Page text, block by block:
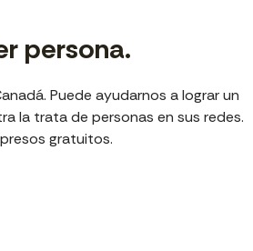
persona.
Puede ayudarnos a lograr un
la trata de personas en sus redes.
gratuitos.